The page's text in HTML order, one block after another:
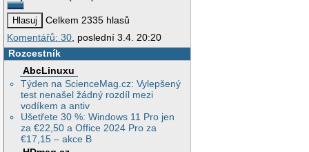
Celkem 2335 hlasů
Komentářů: 30, poslední 3.4. 20:20
Rozcestník
AbcLinuxu
Týden na ScienceMag.cz: Vylepšený
test nenašel žádný rozdíl mezi
vodíkem a antiv
Ušetřete 30 %: Windows 11 Pro jen
za €22,50 a Office 2024 Pro za
€17,15 – akce B